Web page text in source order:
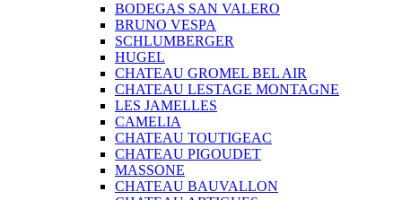
BODEGAS SAN VALERO
BRUNO VESPA
SCHLUMBERGER
HUGEL
CHATEAU GROMEL BEL AIR
CHATEAU LESTAGE MONTAGNE
LES JAMELLES
CAMELIA
CHATEAU TOUTIGEAC
CHATEAU PIGOUDET
MASSONE
CHATEAU BAUVALLON